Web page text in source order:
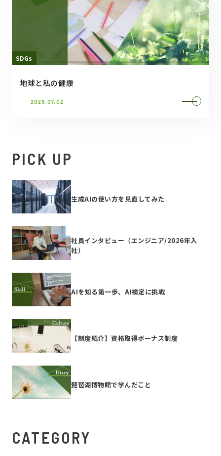
SDGs
地球と私の健康
2026.07.02
PICK UP
生成AIの使い方を見直してみた
社員インタビュー（エンジニア/2026年入
社）
AIを知る第一歩、AI検定に挑戦
【制度紹介】資格取得ボーナス制度
琵琶湖博物館で学んだこと
CATEGORY